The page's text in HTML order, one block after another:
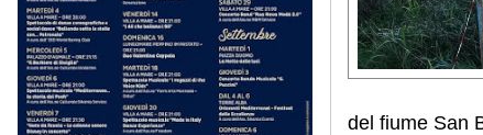
del fiume San